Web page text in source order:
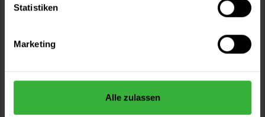
Statistiken
Marketing
Alle zulassen
Persönliche Beratung unter040 60 77 65 23